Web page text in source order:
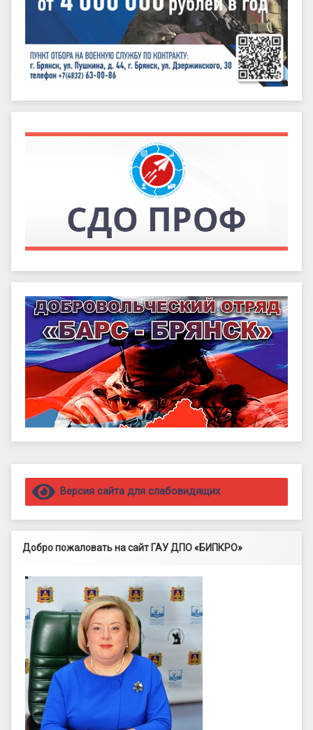
Правый сайдбар
Версия сайта для слабовидящих
Добро пожаловать на сайт ГАУ ДПО «БИПКРО»